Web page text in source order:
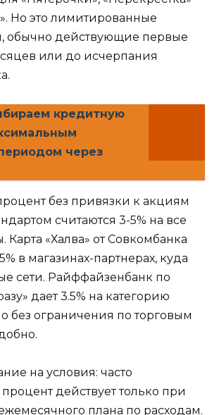
Но это лимитированные
обычно действующие первые
или до исчерпания
кредитную
через
без привязки к акциям
считаются 3-5% на все
Карта «Халва» от Совкомбанка
в магазинах-партнерах, куда
сети. Райффайзенбанк по
дает 3.5% на категорию
без ограничения по торговым
на условия: часто
действует только при
плана по расходам.